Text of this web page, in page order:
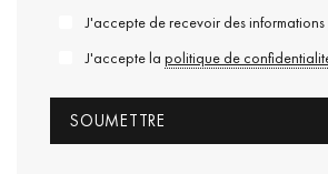
J'accepte de recevoir des
J'accepte la politique de